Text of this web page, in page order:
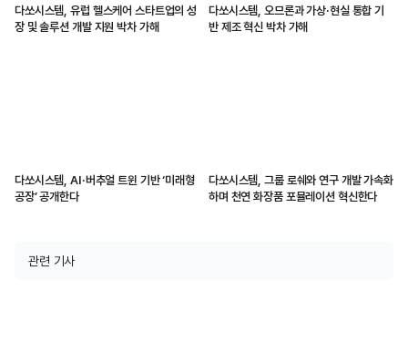
다쏘시스템, 유럽 헬스케어 스타트업의 성
장 및 솔루션 개발 지원 박차 가해
다쏘시스템, 오므론과 가상·현실 통합 기
반 제조 혁신 박차 가해
다쏘시스템, AI·버추얼 트윈 기반 ‘미래형
공장’ 공개한다
다쏘시스템, 그룹 로쉐와 연구 개발 가속화
하며 천연 화장품 포뮬레이션 혁신한다
관련 기사